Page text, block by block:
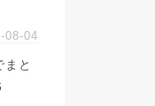
08-04
と